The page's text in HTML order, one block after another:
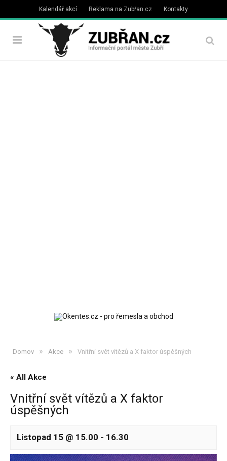
Kalendář akcí Reklama na Zubřan.cz Kontakty
Domov » Akce » Vnitřní svět vítězů a X faktor úspěšných
« All Akce
Vnitřní svět vítězů a X faktor
úspěšných
Listopad 15 @ 15.00 - 16.30